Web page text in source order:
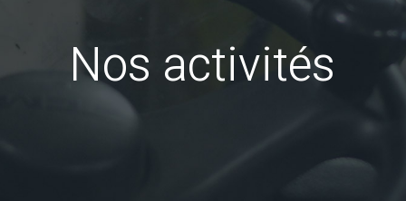
Nos activités